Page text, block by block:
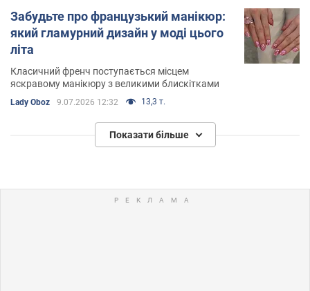
Забудьте про французький манікюр:
який гламурний дизайн у моді цього
літа
Класичний френч поступається місцем
яскравому манікюру з великими блискітками
Lady Oboz 9.07.2026 12:32 13,3 т.
Показати більше